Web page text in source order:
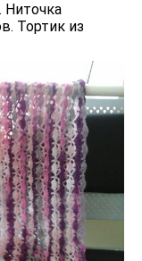
Ниточка
Тортик из